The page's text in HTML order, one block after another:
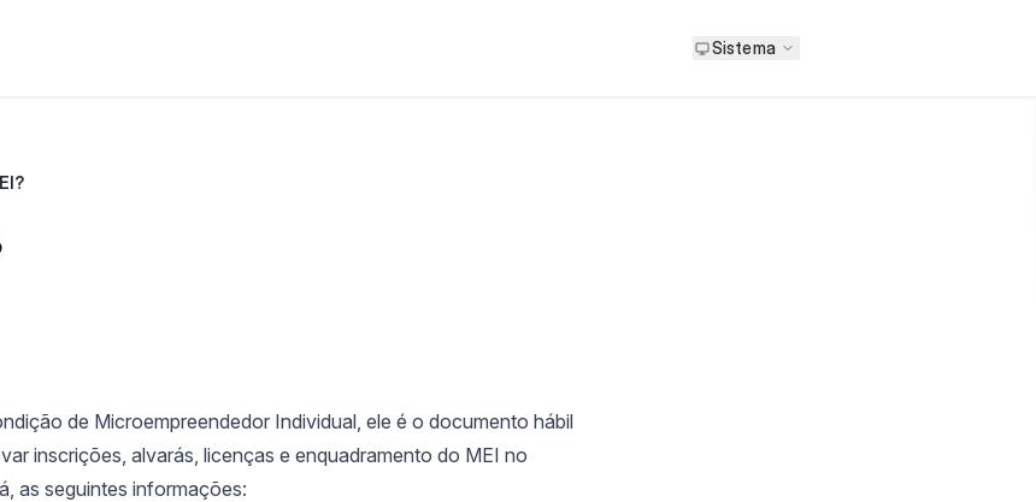
Sistema
de Microempreendedor Individual, ele é o documento hábil
inscrições, alvarás, licenças e enquadramento do MEI no
as seguintes informações: